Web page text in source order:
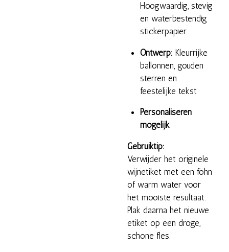
Hoogwaardig, stevig
en waterbestendig
stickerpapier
Ontwerp: Kleurrijke
ballonnen, gouden
sterren en
feestelijke tekst
Personaliseren
mogelijk
Gebruiktip:
Verwijder het originele
wijnetiket met een föhn
of warm water voor
het mooiste resultaat.
Plak daarna het nieuwe
etiket op een droge,
schone fles.